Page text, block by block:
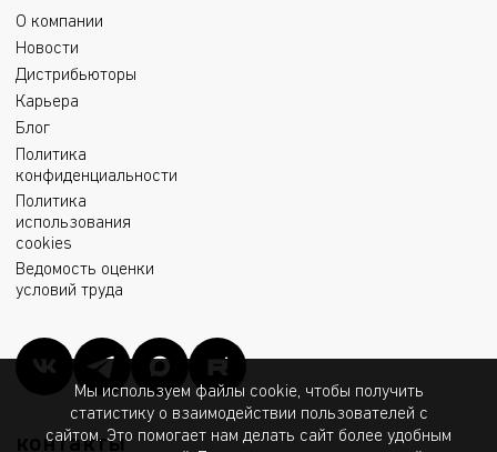
О компании
Новости
Дистрибьюторы
Карьера
Блог
Политика
конфиденциальности
Политика
использования
cookies
Ведомость оценки
условий труда
контакты
Мы используем файлы cookie, чтобы получить
статистику о взаимодействии пользователей с
сайтом. Это помогает нам делать сайт более удобным